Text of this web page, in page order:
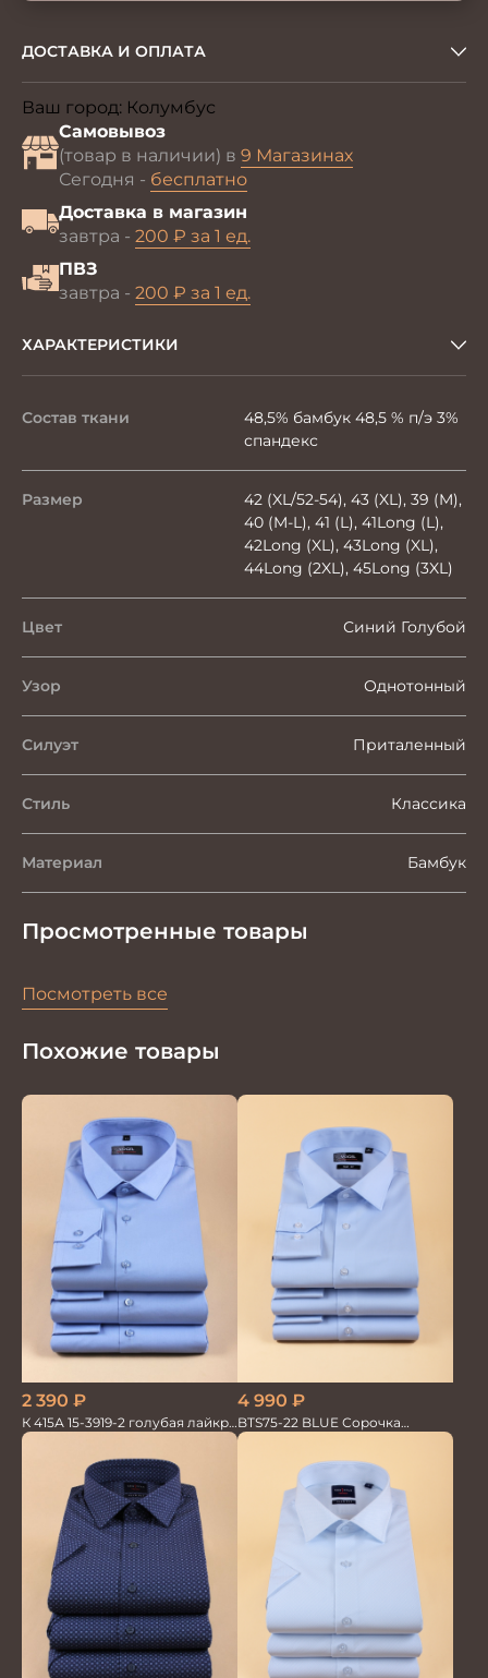
ДОСТАВКА И ОПЛАТА
Ваш город: Колумбус
Самовывоз
(товар в наличии) в 9 Магазинах
Сегодня - бесплатно
Доставка в магазин
завтра - 200 ₽ за 1 ед.
ПВЗ
завтра - 200 ₽ за 1 ед.
ХАРАКТЕРИСТИКИ
Состав ткани
48,5% бамбук 48,5 % п/э 3%
спандекс
Размер
42 (XL/52-54), 43 (XL), 39 (M),
40 (M-L), 41 (L), 41Long (L),
42Long (XL), 43Long (XL),
44Long (2XL), 45Long (3XL)
Цвет Синий Голубой
Узор Однотонный
Силуэт Приталенный
Стиль Классика
Материал Бамбук
Просмотренные товары
Посмотреть все
Похожие товары
2 390 ₽
К 415А 15-3919-2 голубая лайкра
Сорочка мужская
4 990 ₽
BTS75-22 BLUE Сорочка
мужская лайкра бамбук